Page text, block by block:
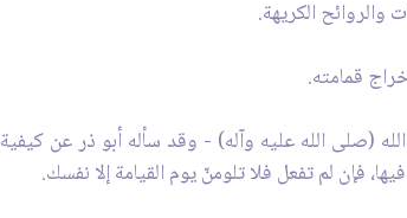
والروائح الكريهة.
قمامته.
(صلى الله عليه وآله) - وقد سأله أبو ذر عن كيفية
فإن لم تفعل فلا تلومنّ يوم القيامة إلا نفسك.